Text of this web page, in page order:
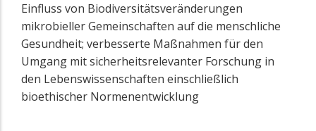
Einfluss von Biodiversitätsveränderungen
mikrobieller Gemeinschaften auf die menschliche
Gesundheit; verbesserte Maßnahmen für den
Umgang mit sicherheitsrelevanter Forschung in
den Lebenswissenschaften einschließlich
bioethischer Normenentwicklung